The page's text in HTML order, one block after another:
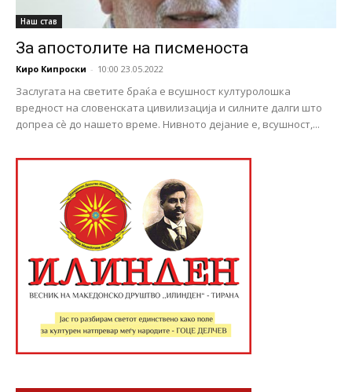
Наш став
За апостолите на писменоста
Киро Кипроски - 10:00 23.05.2022
Заслугата на светите браќа е всушност културолошка
вредност на словенската цивилизација и силните далги што
допреа сѐ до нашето време. Нивното дејание е, всушност,...